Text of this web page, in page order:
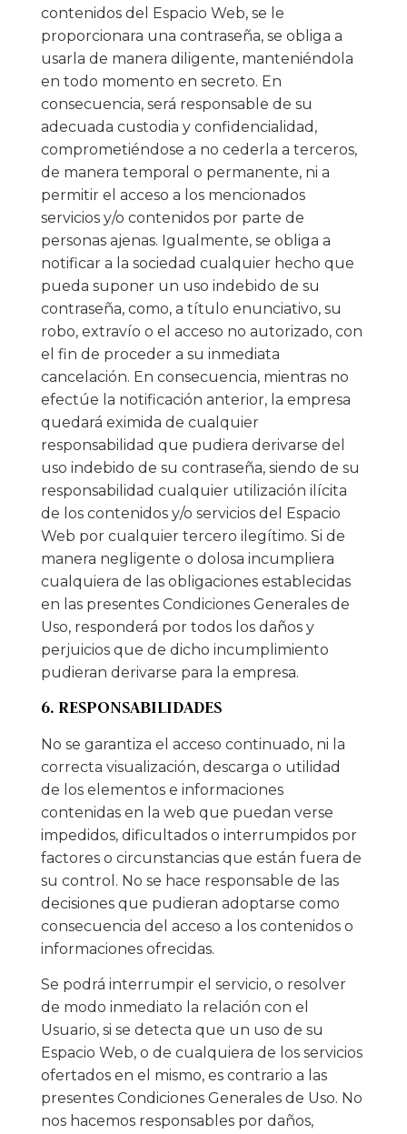
contenidos del Espacio Web, se le
proporcionara una contraseña, se obliga a
usarla de manera diligente, manteniéndola
en todo momento en secreto. En
consecuencia, será responsable de su
adecuada custodia y confidencialidad,
comprometiéndose a no cederla a terceros,
de manera temporal o permanente, ni a
permitir el acceso a los mencionados
servicios y/o contenidos por parte de
personas ajenas. Igualmente, se obliga a
notificar a la sociedad cualquier hecho que
pueda suponer un uso indebido de su
contraseña, como, a título enunciativo, su
robo, extravío o el acceso no autorizado, con
el fin de proceder a su inmediata
cancelación. En consecuencia, mientras no
efectúe la notificación anterior, la empresa
quedará eximida de cualquier
responsabilidad que pudiera derivarse del
uso indebido de su contraseña, siendo de su
responsabilidad cualquier utilización ilícita
de los contenidos y/o servicios del Espacio
Web por cualquier tercero ilegítimo. Si de
manera negligente o dolosa incumpliera
cualquiera de las obligaciones establecidas
en las presentes Condiciones Generales de
Uso, responderá por todos los daños y
perjuicios que de dicho incumplimiento
pudieran derivarse para la empresa.
6. RESPONSABILIDADES
No se garantiza el acceso continuado, ni la
correcta visualización, descarga o utilidad
de los elementos e informaciones
contenidas en la web que puedan verse
impedidos, dificultados o interrumpidos por
factores o circunstancias que están fuera de
su control. No se hace responsable de las
decisiones que pudieran adoptarse como
consecuencia del acceso a los contenidos o
informaciones ofrecidas.
Se podrá interrumpir el servicio, o resolver
de modo inmediato la relación con el
Usuario, si se detecta que un uso de su
Espacio Web, o de cualquiera de los servicios
ofertados en el mismo, es contrario a las
presentes Condiciones Generales de Uso. No
nos hacemos responsables por daños,